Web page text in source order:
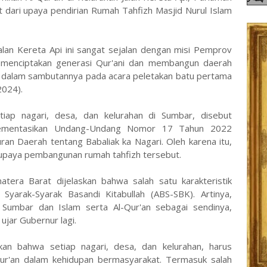
upaya pendirian Rumah Tahfizh Masjid Nurul Islam
Kereta Api ini sangat sejalan dengan misi Pemprov
generasi Qur'ani dan membangun daerah
sambutannya pada acara peletakan batu pertama
nagari, desa, dan kelurahan di Sumbar, disebut
Undang-Undang Nomor 17 Tahun 2022
Daerah tentang Babaliak ka Nagari. Oleh karena itu,
pembangunan rumah tahfizh tersebut.
Barat dijelaskan bahwa salah satu karakteristik
Syarak Basandi Kitabullah (ABS-SBK). Artinya,
dan Islam serta Al-Qur'an sebagai sendinya,
Gubernur lagi.
bahwa setiap nagari, desa, dan kelurahan, harus
dalam kehidupan bermasyarakat. Termasuk salah